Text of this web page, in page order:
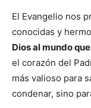
El Evangelio nos
conocidas y
Dios al mundo
el corazón del
más valioso para
condenar, sino